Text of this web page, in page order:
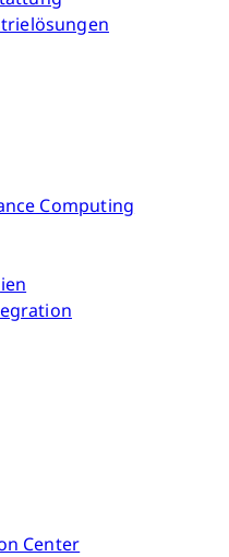
Computing
Center